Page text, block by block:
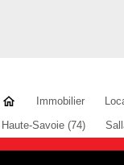
Immobilier
Haute-Savoie (74)